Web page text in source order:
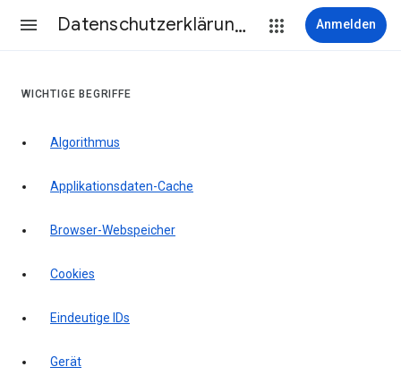
Datenschutzerklärung & Nutzungsbedingungen Anmelden
WICHTIGE BEGRIFFE
Algorithmus
Applikationsdaten-Cache
Browser-Webspeicher
Cookies
Eindeutige IDs
Gerät